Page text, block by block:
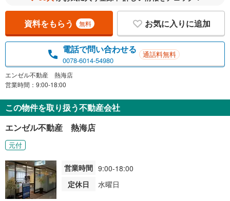
資料をもらう 無料 お気に入りに追加
電話で問い合わせる
0078-6014-54980
通話料無料
エンゼル不動産 熱海店
営業時間：9:00-18:00
この物件を取り扱う不動産会社
エンゼル不動産 熱海店
元付
営業時間 9:00-18:00
定休日
水曜日